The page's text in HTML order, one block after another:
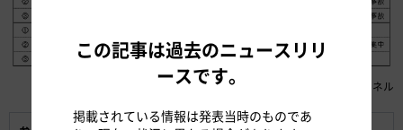
※PA:パーキングエリア、IC:インターチェンジ、TN:トンネル
この記事は過去のニュースリリ
ースです。
掲載されている情報は発表当時のものであ